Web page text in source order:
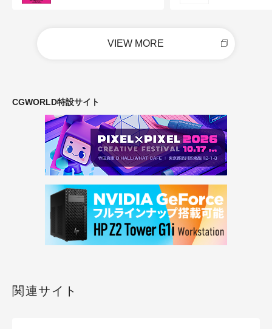
VIEW MORE
CGWORLD特設サイト
関連サイト